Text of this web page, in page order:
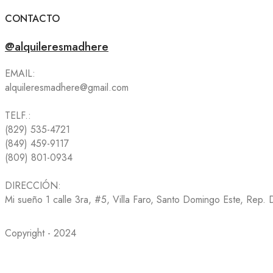
CONTACTO
@alquileresmadhere
EMAIL:
alquileresmadhere@gmail.com
TELF.:
(829) 535-4721
(849) 459-9117
(809) 801-0934
DIRECCIÓN:
Mi sueño 1 calle 3ra, #5, Villa Faro, Santo Domingo Este, Rep.
Copyright - 2024